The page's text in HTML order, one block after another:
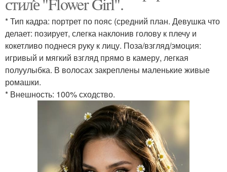
* Тип кадра: портрет по пояс (средний план. Девушка что
делает: позирует, слегка наклонив голову к плечу и
кокетливо поднеся руку к лицу. Поза/взгляд/эмоция:
игривый и мягкий взгляд прямо в камеру, легкая
полуулыбка. В волосах закреплены маленькие живые
ромашки.
* Внешность: 100% сходство.